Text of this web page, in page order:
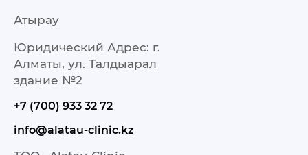
Атырау
Юридический Адрес: г.
Алматы, ул. Талдыарал
здание №2
+7 (700) 933 32 72
info@alatau-clinic.kz